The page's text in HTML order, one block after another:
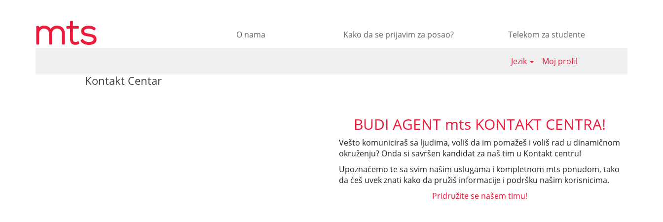
O nama Kako da se prijavim za posao? Telekom za studente
Jezik Moj profil
Kontakt Centar
BUDI AGENT mts KONTAKT CENTRA!
Vešto komuniciraš sa ljudima, voliš da im pomažeš i voliš rad u dinamičnom
okruženju? Onda si savršen kandidat za naš tim u Kontakt centru!
Upoznaćemo te sa svim našim uslugama i kompletnom mts ponudom, tako
da ćeš uvek znati kako da pružiš informacije i podršku našim korisnicima.
Pridružite se našem timu!